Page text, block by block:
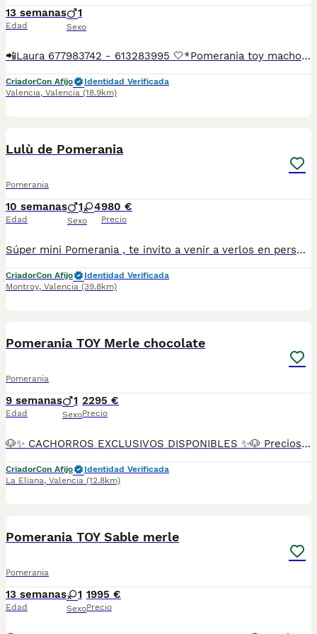
13 semanas
Edad
1
Sexo
📲Laura 677983742 - 613283995 🤍*Pomerania toy macho su nombre Choky*🤍 ¿Buscas un nuevo compañero para tu hogar? ❤️ Tenemos preciosos cachorros listos para encontrar una familia responsable. ✅ Vacunados ✅ Desparasitados ✅ Cartilla sanitaria ✅ Garantías incluidas ✅ Máxima atención y cuidado Se hacen envíos a toda España: Andalucía: Almería, Cádiz, Córdoba, Granada, Huelva, Jaén, Málaga, Sevilla.Aragón: Huesca, Teruel, Zaragoza.Asturias: Oviedo.Baleares: Palma.Canarias: Las Palmas de Gran Canaria, Santa Cruz de Tenerife.Cantabria: Santander.Castilla-La Mancha: Albacete, Ciudad Real, Cuenca, Guadalajara, Toledo.Castilla y León: Ávila, Burgos, León, Palencia, Salamanca, Segovia, Soria, Valladolid, Zamora.Cataluña: Barcelona, Gerona (Girona), Lérida (Lleida), Tarragona.Comunidad Valenciana: Alicante, Castellón de la Plana, Valencia.Extremadura: Badajoz, Cáceres.Galicia: La Coruña (A Coruña), Lugo, Orense (Ourense), Pontevedra.La Rioja: Logroño.Madrid: Madrid.Murcia: Murcia.Navarra: Pamplona.País Vasco: Bilbao (Vizcaya), San Sebastián (Guipúzcoa), Vitoria (Álava). 🐾 Cachorros sanos, sociables y criados con mucho cariño. 📲 ¡Pregunta sin compromiso por disponibilidad, fotos y precios por mensaje privado!
CriadorCon Afijo
Identidad Verificada
Valencia, Valencia (18.9km)
Lulù de Pomerania
Pomerania
10 semanas
Edad
1 4
Sexo
980 €
Precio
Súper mini Pomerania , te invito a venir a verlos en persona ya que en foto no se puede valorar bien el tamaño , esos cachorritos son súper miniatura , el padre pesa solo 1.4 kg . Una verdadera monería de cachorros y con muy buen carácter.
CriadorCon Afijo
Identidad Verificada
Montroy, Valencia (39.8km)
Pomerania TOY Merle chocolate
Pomerania
9 semanas
Edad
1
Sexo
2295 €
Precio
🐶✨ CACHORROS EXCLUSIVOS DISPONIBLES ✨🐶 Preciosos cachorros criados en ambiente familiar, rodeados de amor y cuidados desde el primer día ❤️ Totalmente socializados, cariñosos y acostumbrados al contacto con personas. 📦 Se entregan con todas las garantías: ✔️ Cartilla sanitaria ✔️ Vacunación al día 💉 ✔️ Desparasitación completa ✅ ✔️ Garantía vírica 😷 ✔️ Garantía congénita 👌 ✔️ Contrato de entrega ✍️ 📸 Síguenos en Instagram: @fincapaunais para ver fotos y vídeos reales ⚠️ Disponibilidad limitada ⚠️ Se reservan rápido. 📲 Contacto directo por WhatsApp: 671 454 202 Solo personas responsables
CriadorCon Afijo
Identidad Verificada
La Eliana, Valencia (12.8km)
Pomerania TOY Sable merle
Pomerania
13 semanas
Edad
1
Sexo
1995 €
Precio